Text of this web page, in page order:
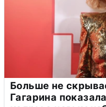
Больше не
Гагарина